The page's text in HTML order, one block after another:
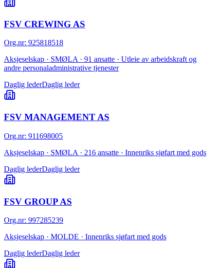
FSV CREWING AS
Org.nr: 925818518
Aksjeselskap · SMØLA · 91 ansatte · Utleie av arbeidskraft og
andre personaladministrative tjenester
Daglig lederDaglig leder
FSV MANAGEMENT AS
Org.nr: 911698005
Aksjeselskap · SMØLA · 216 ansatte · Innenriks sjøfart med gods
Daglig lederDaglig leder
FSV GROUP AS
Org.nr: 997285239
Aksjeselskap · MOLDE · Innenriks sjøfart med gods
Daglig lederDaglig leder